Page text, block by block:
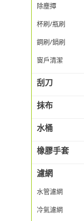
除塵撢
杯刷/瓶刷
鋼刷/鍋刷
窗戶清潔
刮刀
抹布
水桶
橡膠手套
濾網
水管濾網
冷氣濾網